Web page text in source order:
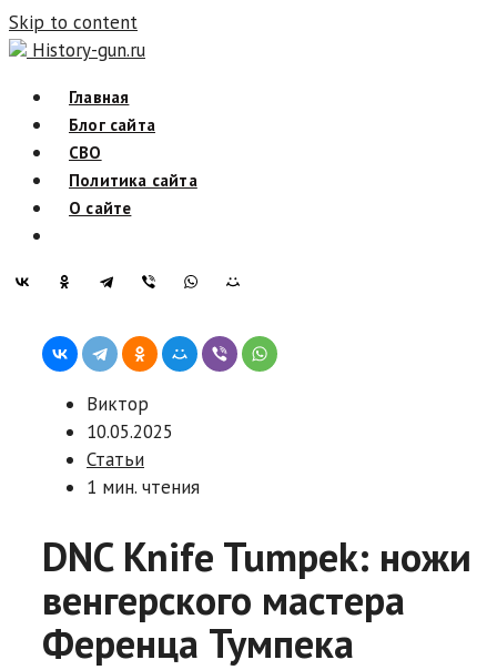
Skip to content
History-gun.ru
Главная
Блог сайта
СВО
Политика сайта
О сайте
Виктор
10.05.2025
Статьи
1 мин. чтения
DNC Knife Tumpek: ножи
венгерского мастера
Ференца Тумпека